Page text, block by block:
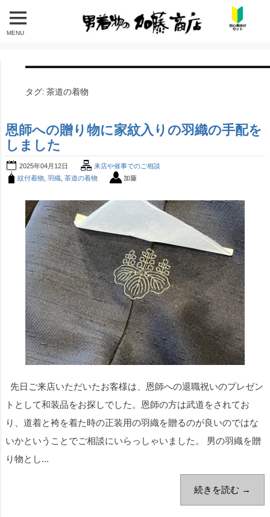
MENU
タグ:茶道の着物
恩師への贈り物に家紋入りの羽織の手配を
しました
2025年04月12日
来店や催事でのご相談
紋付着物, 羽織 茶道の着物 加藤
先日ご来店いただいたお客様は、恩師への退職祝いのプレゼン
トとして和装品をお探しでした。恩師の方は武道をされてお
り、道着と袴を着た時の正装用の羽織を贈るのが良いのではな
いかということでご相談にいらっしゃいました。 男の羽織を贈
り物とし...
続きを読む →